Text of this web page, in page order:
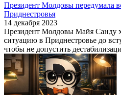
Президент Молдовы передумала
Приднестровья
14 декабря 2023
Президент Молдовы Майя Санду
ситуацию в Приднестровье до
чтобы не допустить